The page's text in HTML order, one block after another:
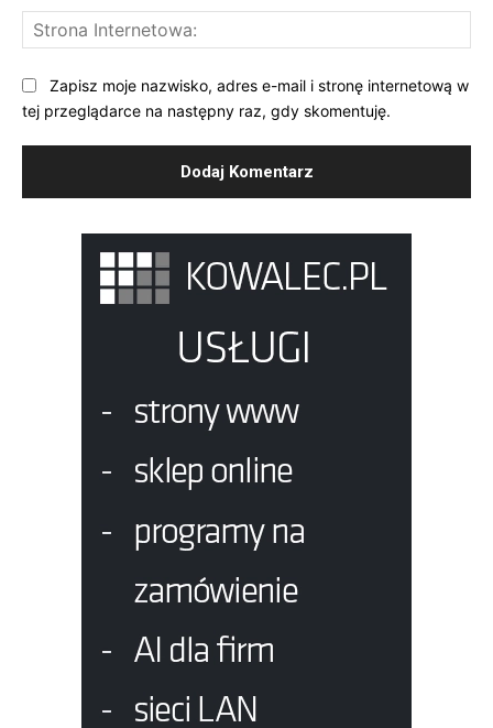
Zapisz moje nazwisko, adres e-mail i stronę internetową w
tej przeglądarce na następny raz, gdy skomentuję.